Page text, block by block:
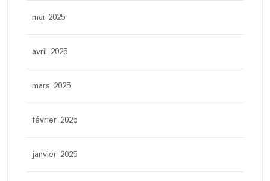
mai 2025
avril 2025
mars 2025
février 2025
janvier 2025